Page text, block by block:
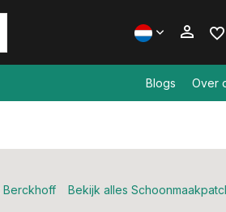
Blogs Over
Berckhoff Bekijk alles